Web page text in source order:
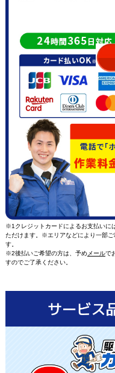
※1クレジットカードによるお支払いに
ただけます。※エリアなどにより一部
す。
※2後払いご希望の方は、予めメールで
すのでご了承ください。